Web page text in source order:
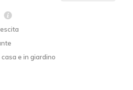
e in giardino